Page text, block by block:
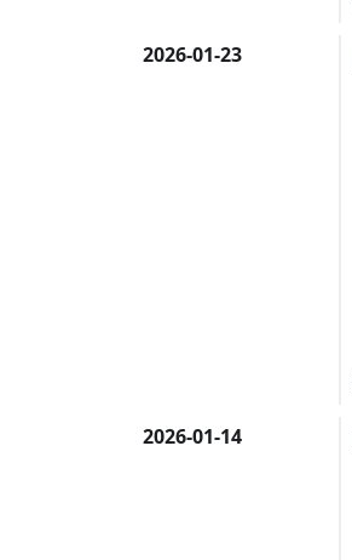
2026-01-23
2026-01-14